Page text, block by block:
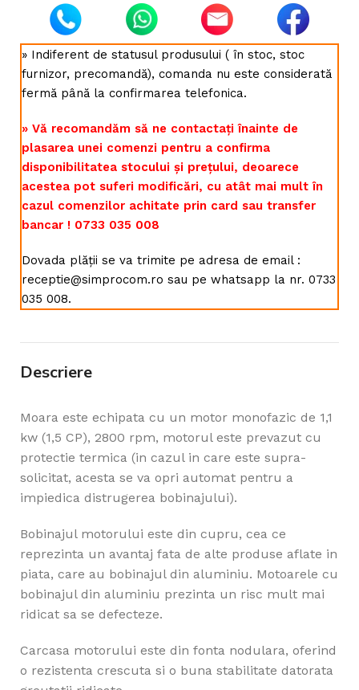
» Indiferent de statusul produsului ( în stoc, stoc
furnizor, precomandă), comanda nu este considerată
fermă până la confirmarea telefonica.
» Vă recomandăm să ne contactați înainte de
plasarea unei comenzi pentru a confirma
disponibilitatea stocului și prețului, deoarece
acestea pot suferi modificări, cu atât mai mult în
cazul comenzilor achitate prin card sau transfer
bancar ! 0733 035 008
Dovada plății se va trimite pe adresa de email :
receptie@simprocom.ro sau pe whatsapp la nr. 0733
035 008.
Descriere
Moara este echipata cu un motor monofazic de 1,1
kw (1,5 CP), 2800 rpm, motorul este prevazut cu
protectie termica (in cazul in care este supra-
solicitat, acesta se va opri automat pentru a
impiedica distrugerea bobinajului).
Bobinajul motorului este din cupru, cea ce
reprezinta un avantaj fata de alte produse aflate in
piata, care au bobinajul din aluminiu. Motoarele cu
bobinajul din aluminiu prezinta un risc mult mai
ridicat sa se defecteze.
Carcasa motorului este din fonta nodulara, oferind
o rezistenta crescuta si o buna stabilitate datorata